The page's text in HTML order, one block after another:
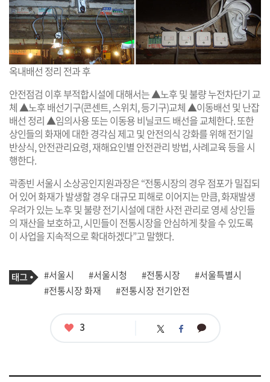
옥내배선 정리 전과 후
안전점검 이후 부적합시설에 대해서는 ▲노후 및 불량 누전차단기 교
체 ▲노후 배선기구(콘센트, 스위치, 등기구)교체 ▲이동배선 및 난잡
배선 정리 ▲임의사용 또는 이동용 비닐코드 배선을 교체한다. 또한
상인들의 화재에 대한 경각심 제고 및 안전의식 강화를 위해 전기일
반상식, 안전관리요령, 재해요인별 안전관리 방법, 사례교육 등을 시
행한다.
곽종빈 서울시 소상공인지원과장은 “전통시장의 경우 점포가 밀집되
어 있어 화재가 발생할 경우 대규모 피해로 이어지는 만큼, 화재발생
우려가 있는 노후 및 불량 전기시설에 대한 사전 관리로 영세 상인들
의 재산을 보호하고, 시민들이 전통시장을 안심하게 찾을 수 있도록
이 사업을 지속적으로 확대하겠다”고 말했다.
기
사
관
련
태
그
#서울시 #서울시청 #전통시장
#서울특별시
#전통시장 화재
#전통시장 전기안전
좋
3 트 페 카